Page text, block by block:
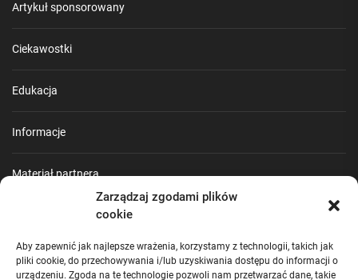
Zarządzaj zgodami plików
cookie
Aby zapewnić jak najlepsze wrażenia, korzystamy z technologii, takich jak
pliki cookie, do przechowywania i/lub uzyskiwania dostępu do informacji o
urządzeniu. Zgoda na te technologie pozwoli nam przetwarzać dane, takie
Artykuł sponsorowany
Ciekawostki
Edukacja
Informacje
Materiał partnera
Praca